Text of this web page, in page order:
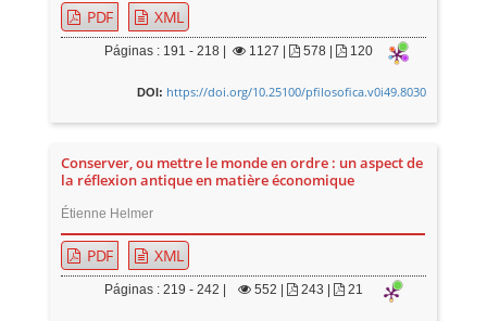
PDF XML
Páginas : 191 - 218 | 1127 578 | 120
DOI: https://doi.org/10.25100/pfilosofica.v0i49.8030
Conserver, ou mettre le monde en ordre : un aspect de
la réflexion antique en matière économique
Étienne Helmer
PDF XML
Páginas : 219 - 242 | 552 243 | 21